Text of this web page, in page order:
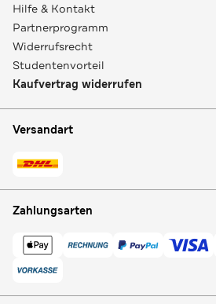
Hilfe & Kontakt
Partnerprogramm
Widerrufsrecht
Studentenvorteil
Kaufvertrag widerrufen
Versandart
Zahlungsarten